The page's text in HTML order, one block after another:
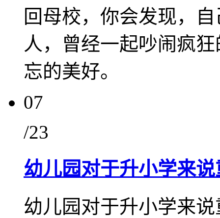
回母校，你会发现，
人，曾经一起吵闹疯
忘的美好。
07
/23
幼儿园对于升小学来
幼儿园对于升小学来